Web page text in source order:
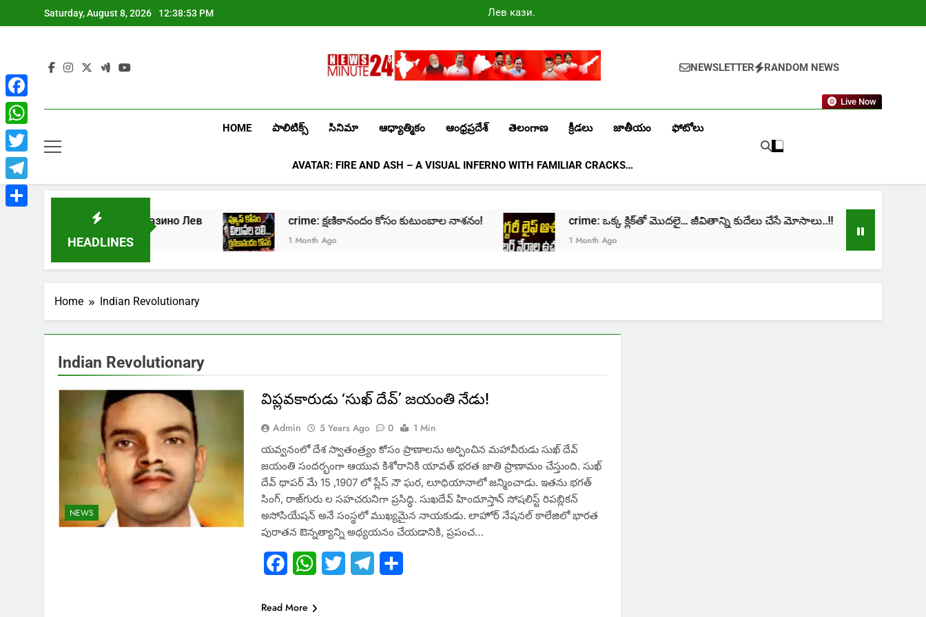
to
Saturday, August 8, 2026 12:38:53 PM
Лев казино
промокоды
Newsminute24
NEWSLETTER RANDOM NEWS
Live Now
HOME పాలిటిక్స్ సినిమా ఆధ్యాత్మికం ఆంధ్రప్రదేశ్ తెలంగాణ క్రీడలు జాతీయం ఫోటోలు
AVATAR: FIRE AND ASH – A VISUAL INFERNO WITH FAMILIAR CRACKS…
HEADLINES
Играть в онлайн казино Лев
1 Week Ago
crime: క్షణికానందం కోసం కుటుంబాల నాశనం!
1 Month Ago
crime: ఒక్క క్లిక్‌తో మొదలై… జీవితాన్ని కుదేలు చేసే మోసాలు..!!
1 Month Ago
Home Indian Revolutionary
Indian Revolutionary
NEWS
విప్లవకారుడు ‘సుఖ్ దేవ్’ జయంతి నేడు!
Admin 5 Years Ago 0
1 Min
యవ్వనంలో దేశ స్వాతంత్ర్యం కోసం ప్రాణాలను అర్పించిన మహావీరుడు సుఖ్ దేవ్
జయంతి సందర్భంగా ఆయువ కిశోరానికి యావత్ భరత జాతి ప్రాణామం చేస్తుంది. సుఖ్
దేవ్ థాపర్ మే 15 ,1907 లో ప్లేస్ నౌ ఘర, లూధియానాలో జన్మించాడు. ఇతను భగత్
సింగ్, రాజ్‌గురు ల సహచరునిగా ప్రసిధ్ధి. సుఖదేవ్ హిందూస్తాన్ సోషలిస్ట్ రిపబ్లికన్
అసోసియేషన్ అనే సంస్థలో ముఖ్యమైన నాయకుడు. లాహోర్ నేషనల్ కాలేజిలో భారత
పురాతన ఔన్నత్యాన్ని అధ్యయనం చేయడానికి, ప్రపంచ…
FacebookWhatsApp
Twitter Telegram
Read More
Facebook
WhatsApp
Twitter
Telegram